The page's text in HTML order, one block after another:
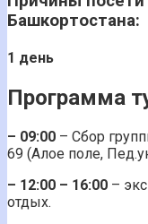
Башкортостана:
1 день
Программа
– 09:00 – Сбор
69 (Алое поле,
– 12:00 – 16:00 –
отдых.